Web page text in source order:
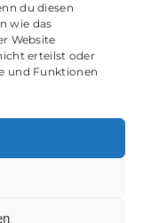
du diesen
wie das
Website
erteilst oder
und Funktionen
(